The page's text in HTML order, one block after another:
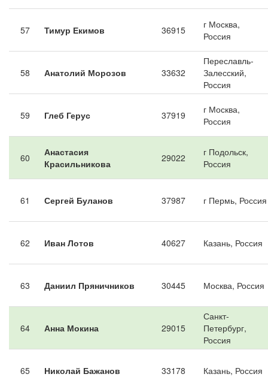
57 Тимур Екимов 36915
г Москва,
Россия
58 Анатолий Морозов 33632
Переславль-
Залесский,
Россия
59 Глеб Герус 37919
г Москва,
Россия
60
Анастасия
Красильникова
29022
г Подольск,
Россия
61 Сергей Буланов 37987 г Пермь, Россия
62 Иван Лотов 40627 Казань, Россия
63 Даниил Пряничников 30445 Москва, Россия
64 Анна Мокина 29015
Санкт-
Петербург,
Россия
65 Николай Бажанов 33178 Казань, Россия